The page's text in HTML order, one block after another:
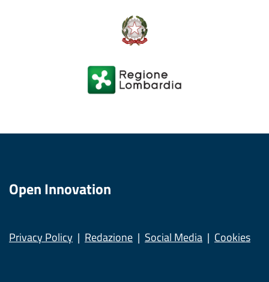
Open Innovation
Privacy Policy Redazione Social Media Cookies